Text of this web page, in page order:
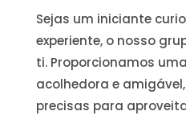
Sejas um iniciante
experiente, o nosso
ti. Proporcionamos
acolhedora e
precisas para